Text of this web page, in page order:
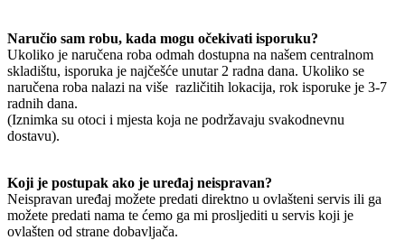
Naručio sam robu, kada mogu očekivati isporuku?
Ukoliko je naručena roba odmah dostupna na našem centralnom
skladištu, isporuka je najčešće unutar 2 radna dana. Ukoliko se
naručena roba nalazi na više različitih lokacija, rok isporuke je 3-7
radnih dana.
(Iznimka su otoci i mjesta koja ne podržavaju svakodnevnu
dostavu).
Koji je postupak ako je uređaj neispravan?
Neispravan uređaj možete predati direktno u ovlašteni servis ili ga
možete predati nama te ćemo ga mi prosljediti u servis koji je
ovlašten od strane dobavljača.